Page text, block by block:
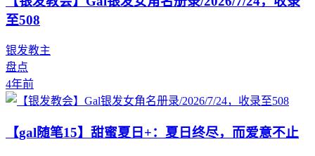
至508
银发教主
盘点
4年前
【gal随笔15】甜蜜夏日+：夏日终尽，而爱意不止